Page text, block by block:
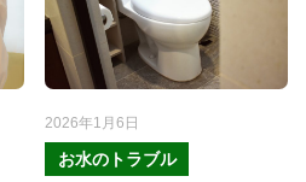
2026年1月6日
お水のトラブル